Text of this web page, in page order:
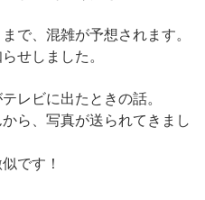
で、混雑が予想されます。
せしました。
レビに出たときの話。
ら、写真が送られてきまし
です！